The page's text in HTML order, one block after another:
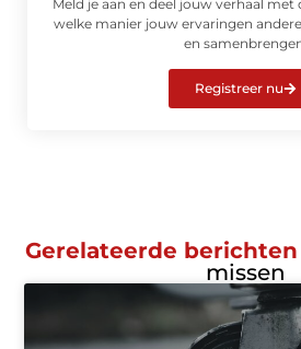
Meld je aan en deel jouw verhaal
welke manier jouw ervaringen
en
Registreer nu
Gerelateerde berichten
missen